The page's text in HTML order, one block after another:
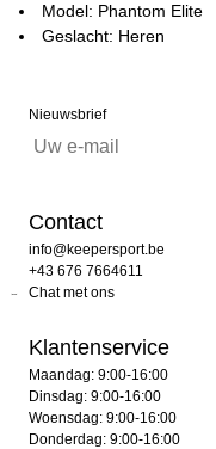
Model: Phantom Elite
Geslacht: Heren
Nieuwsbrief
Contact
info@keepersport.be
+43 676 7664611
Chat met ons
Klantenservice
Maandag: 9:00-16:00
Dinsdag: 9:00-16:00
Woensdag: 9:00-16:00
Donderdag: 9:00-16:00